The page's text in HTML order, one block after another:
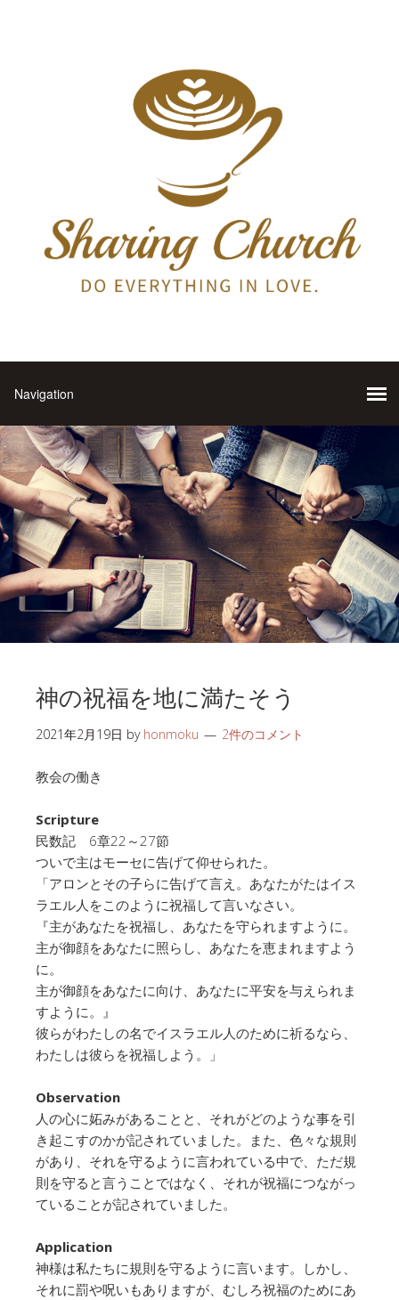
神の祝福を地に満たそう
2021年2月19日 by honmoku 2件のコメント
教会の働き
Scripture
民数記 6章22～27節
ついで主はモーセに告げて仰せられた。
「アロンとその子らに告げて言え。あなたがたはイス
ラエル人をこのように祝福して言いなさい。
『主があなたを祝福し、あなたを守られますように。
主が御顔をあなたに照らし、あなたを恵まれますよう
に。
主が御顔をあなたに向け、あなたに平安を与えられま
すように。』
彼らがわたしの名でイスラエル人のために祈るなら、
わたしは彼らを祝福しよう。」
Observation
人の心に妬みがあることと、それがどのような事を引
き起こすのかが記されていました。また、色々な規則
があり、それを守るように言われている中で、ただ規
則を守ると言うことではなく、それが祝福につながっ
ていることが記されていました。
Application
神様は私たちに規則を守るように言います。しかし、
それに罰や呪いもありますが、むしろ祝福のためにあ